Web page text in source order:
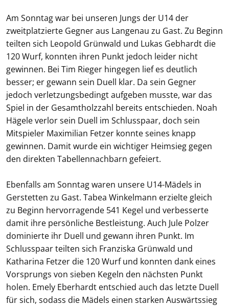
Am Sonntag war bei unseren Jungs der U14 der
zweitplatzierte Gegner aus Langenau zu Gast. Zu Beginn
teilten sich Leopold Grünwald und Lukas Gebhardt die
120 Wurf, konnten ihren Punkt jedoch leider nicht
gewinnen. Bei Tim Rieger hingegen lief es deutlich
besser; er gewann sein Duell klar. Da sein Gegner
jedoch verletzungsbedingt aufgeben musste, war das
Spiel in der Gesamtholzzahl bereits entschieden. Noah
Hägele verlor sein Duell im Schlusspaar, doch sein
Mitspieler Maximilian Fetzer konnte seines knapp
gewinnen. Damit wurde ein wichtiger Heimsieg gegen
den direkten Tabellennachbarn gefeiert.
Ebenfalls am Sonntag waren unsere U14-Mädels in
Gerstetten zu Gast. Tabea Winkelmann erzielte gleich
zu Beginn hervorragende 541 Kegel und verbesserte
damit ihre persönliche Bestleistung. Auch Jule Polzer
dominierte ihr Duell und gewann ihren Punkt. Im
Schlusspaar teilten sich Franziska Grünwald und
Katharina Fetzer die 120 Wurf und konnten dank eines
Vorsprungs von sieben Kegeln den nächsten Punkt
holen. Emely Eberhardt entschied auch das letzte Duell
für sich, sodass die Mädels einen starken Auswärtssieg